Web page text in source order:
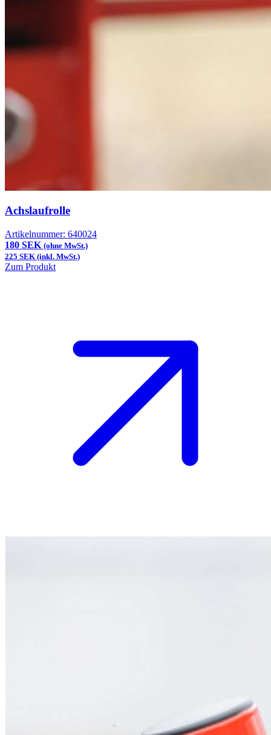
Achslaufrolle
Artikelnummer: 640024
180 SEK (ohne MwSt.)
225 SEK (inkl. MwSt.)
Zum Produkt